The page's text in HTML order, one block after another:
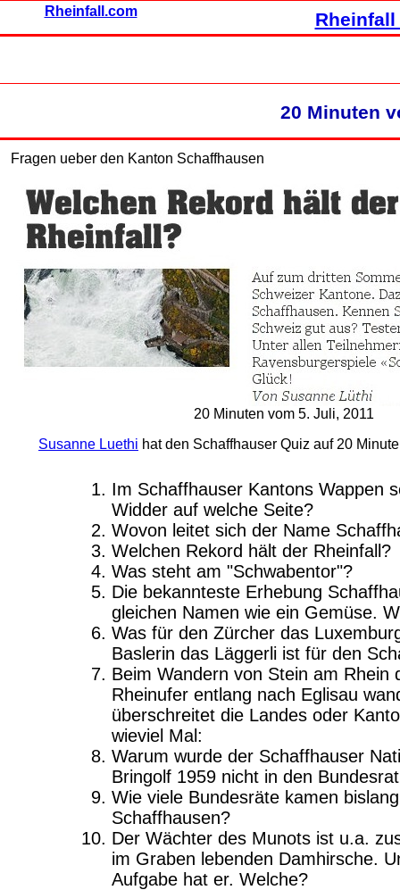
Rheinfall.com
20 Minuten
Fragen ueber den Kanton Schaffhausen
20 Minuten vom 5. Juli, 2011
Susanne Luethi hat den Schaffhauser Quiz auf 20
Im Schaffhauser Kantons Wappen
Widder auf welche Seite?
Wovon leitet sich der Name
Welchen Rekord hält der Rheinfall?
Was steht am "Schwabentor"?
Die bekannteste Erhebung
gleichen Namen wie ein Gemüse.
Was für den Zürcher das
Baslerin das Läggerli ist für den
Beim Wandern von Stein am Rhein
Rheinufer entlang nach Eglisau
überschreitet die Landes oder
wieviel Mal:
Warum wurde der Schaffhauser
Bringolf 1959 nicht in den
Wie viele Bundesräte kamen
Schaffhausen?
Der Wächter des Munots ist u.a.
im Graben lebenden Damhirsche.
Aufgabe hat er. Welche?